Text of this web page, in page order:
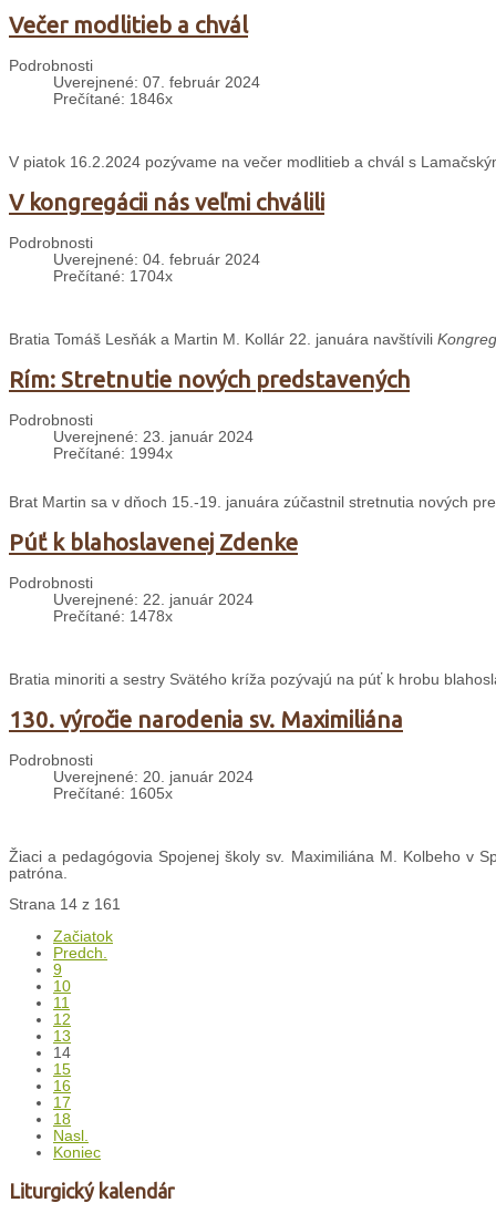
Večer modlitieb a chvál
Podrobnosti
Uverejnené: 07. február 2024
Prečítané: 1846x
V piatok 16.2.2024 pozývame na večer modlitieb a chvál s
V kongregácii nás veľmi chválili
Podrobnosti
Uverejnené: 04. február 2024
Prečítané: 1704x
Bratia Tomáš Lesňák a Martin M. Kollár 22. januára navštívili
Rím: Stretnutie nových predstavených
Podrobnosti
Uverejnené: 23. január 2024
Prečítané: 1994x
Brat Martin sa v dňoch 15.-19. januára zúčastnil stretnutia nových
Púť k blahoslavenej Zdenke
Podrobnosti
Uverejnené: 22. január 2024
Prečítané: 1478x
Bratia minoriti a sestry Svätého kríža pozývajú na púť k hrobu
130. výročie narodenia sv. Maximiliána
Podrobnosti
Uverejnené: 20. január 2024
Prečítané: 1605x
Žiaci a pedagógovia Spojenej školy sv. Maximiliána M. Kolbeho v
patróna.
Strana 14 z 161
Začiatok
Predch.
9
10
11
12
13
14
15
16
17
18
Nasl.
Koniec
Liturgický kalendár